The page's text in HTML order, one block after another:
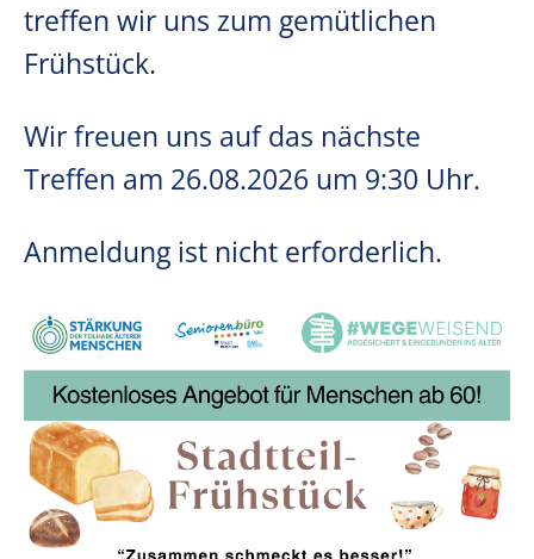
treffen wir uns zum gemütlichen
Frühstück.
Wir freuen uns auf das nächste
Treffen am 26.08.2026 um 9:30 Uhr.
Anmeldung ist nicht erforderlich.